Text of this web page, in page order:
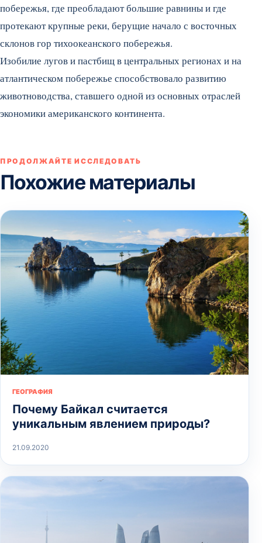
побережья, где преобладают большие равнины и где
протекают крупные реки, берущие начало с восточных
склонов гор тихоокеанского побережья.
Изобилие лугов и пастбищ в центральных регионах и на
атлантическом побережье способствовало развитию
животноводства, ставшего одной из основных отраслей
экономики американского континента.
ПРОДОЛЖАЙТЕ ИССЛЕДОВАТЬ
Похожие материалы
ГЕОГРАФИЯ
Почему Байкал считается
уникальным явлением природы?
21.09.2020